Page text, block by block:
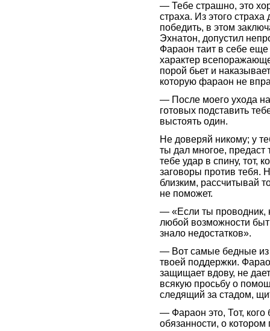
— Тебе страшно, это
страха. Из этого
победить, в этом
Эхнатон, допустил
Фараон таит в себе
характер
порой бьет и
которую фараон не
— После моего ухода на
готовых подставить
выстоять один.
Не доверяй никому; у
ты дал многое, предаст
тебе удар в спину, тот,
заговоры против тебя.
близким, рассчитывай
не поможет.
— «Если ты проводник,
любой возможности
знало недостатков».
— Вот самые бедные из
твоей поддержки.
защищает вдову, не
всякую просьбу о
следящий за стадом,
— Фараон это, Тот,
обязанности, о